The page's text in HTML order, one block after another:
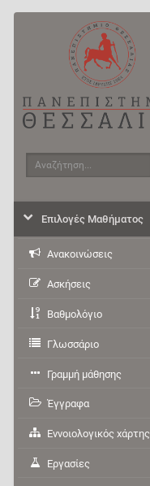
Αναζήτηση
Επιλογές Μαθήματος
Ανακοινώσεις
Ασκήσεις
Βαθμολόγιο
Γλωσσάριο
Γραμμή μάθησης
Έγγραφα
Εννοιολογικός χάρτης
Εργασίες